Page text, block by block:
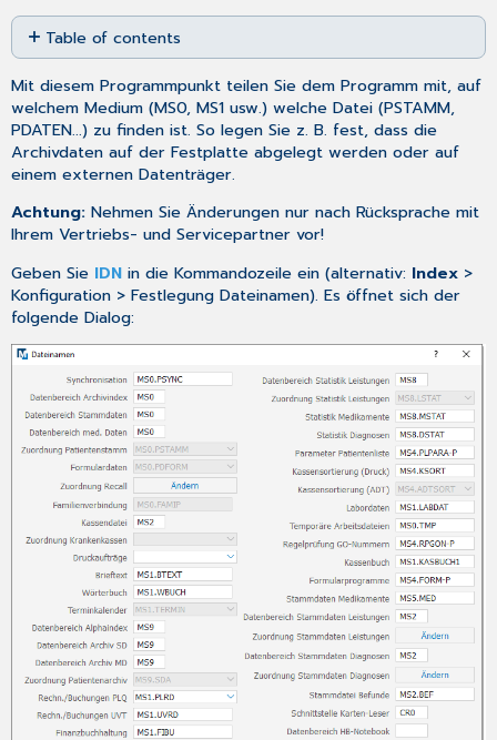
Save
as
PDF
Table of contents
für
Recalleinträge
Kategorien
der
Leistungen
und
Diagnosen
Mit diesem Programmpunkt teilen Sie dem Programm mit, auf
welchem Medium (MS0, MS1 usw.) welche Datei (PSTAMM,
PDATEN...) zu finden ist. So legen Sie z. B. fest, dass die
Archivdaten auf der Festplatte abgelegt werden oder auf
einem externen Datenträger.
Achtung:Nehmen Sie Änderungen nur nach Rücksprache mit
Ihrem Vertriebs- und Servicepartner vor!
Geben Sie IDN in die Kommandozeile ein (alternativ: Index >
Konfiguration > Festlegung Dateinamen). Es öffnet sich der
folgende Dialog: